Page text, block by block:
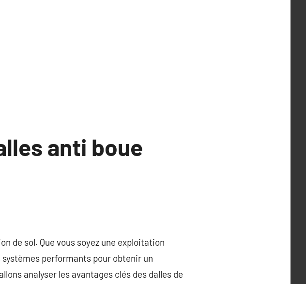
anti boue
de sol. Que vous soyez une exploitation
performants pour obtenir un
analyser les avantages clés des dalles de